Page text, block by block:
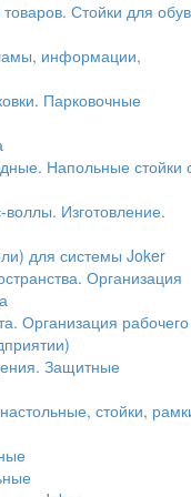
Стойки для
информации,
Парковочные
Напольные стойки
Изготовление.
для системы Joker
Организация
Организация рабочего
Защитные
стойки,